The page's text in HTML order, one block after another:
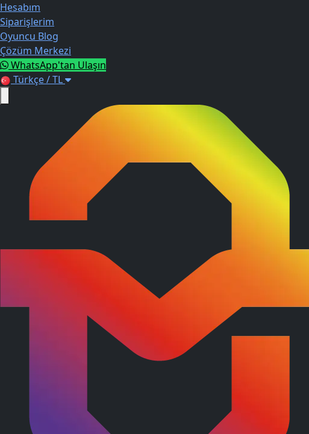
Hesabım
Siparişlerim
Oyuncu Blog
Çözüm Merkezi
WhatsApp'tan Ulaşın
Türkçe / TL